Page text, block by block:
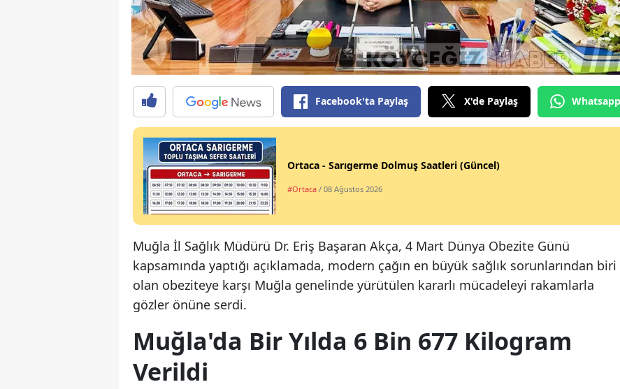
Facebook'ta Paylaş X'de Paylaş
Ortaca - Sarıgerme Dolmuş Saatleri (Güncel)
#Ortaca / 08 Ağustos 2026
Muğla İl Sağlık Müdürü Dr. Eriş Başaran Akça, 4 Mart Dünya Obezite Günü
kapsamında yaptığı açıklamada, modern çağın en büyük sağlık sorunlarından biri
olan obeziteye karşı Muğla genelinde yürütülen kararlı mücadeleyi rakamlarla
gözler önüne serdi.
Muğla'da Bir Yılda 6 Bin 677 Kilogram
Verildi